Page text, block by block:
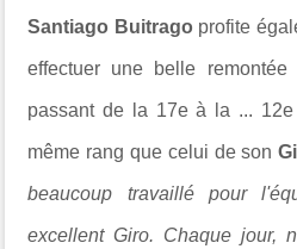
Santiago Buitrago profite
effectuer une belle remontée
passant de la 17e à la ...
même rang que celui de son
beaucoup travaillé pour
excellent Giro. Chaque jour,